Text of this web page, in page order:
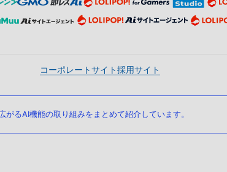
コーポレートサイト採用サイト
るAI機能の取り組みをまとめて紹介しています。